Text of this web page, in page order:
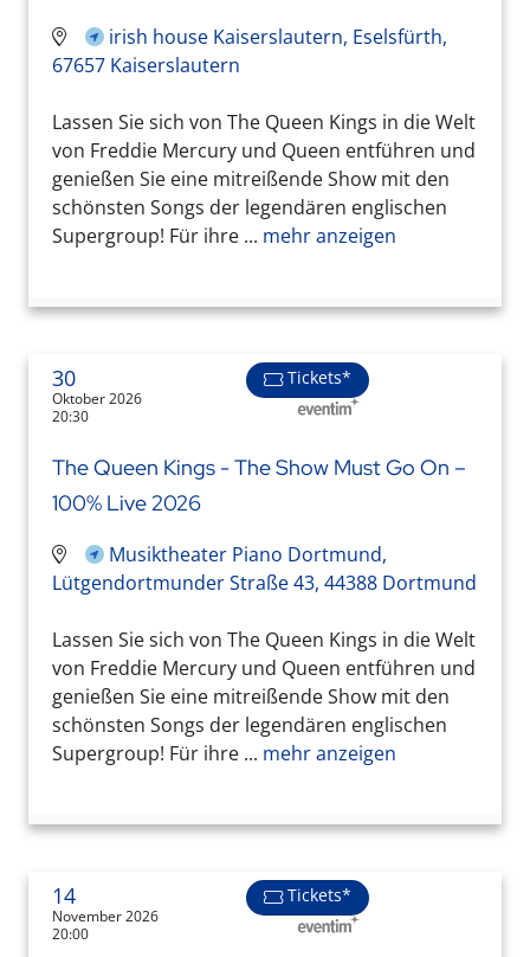
irish house Kaiserslautern, Eselsfürth,
67657 Kaiserslautern
Lassen Sie sich von The Queen Kings in die Welt
von Freddie Mercury und Queen entführen und
genießen Sie eine mitreißende Show mit den
schönsten Songs der legendären englischen
Supergroup! Für ihre ... mehr anzeigen
30
Oktober 2026
20:30
Tickets*
The Queen Kings - The Show Must Go On –
100% Live 2026
Musiktheater Piano Dortmund,
Lütgendortmunder Straße 43, 44388 Dortmund
Lassen Sie sich von The Queen Kings in die Welt
von Freddie Mercury und Queen entführen und
genießen Sie eine mitreißende Show mit den
schönsten Songs der legendären englischen
Supergroup! Für ihre ... mehr anzeigen
14
November 2026
20:00
Tickets*